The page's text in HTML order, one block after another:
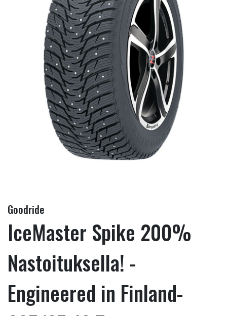
Goodride
IceMaster Spike 200%
Nastoituksella! -
Engineered in Finland-